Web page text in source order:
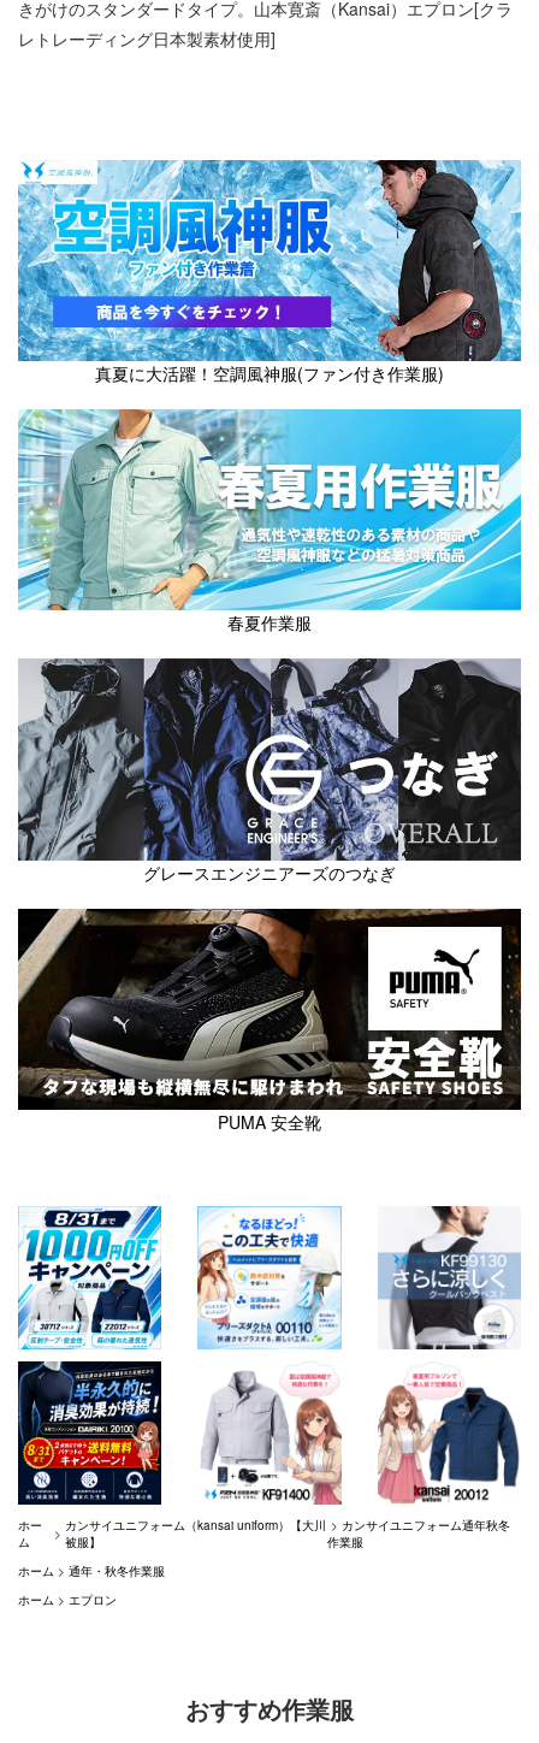
きがけのスタンダードタイプ。山本寛斎（Kansai）エプロン[クラ
レトレーディング日本製素材使用]
真夏に大活躍！空調風神服(ファン付き作業服)
春夏作業服
グレースエンジニアーズのつなぎ
PUMA 安全靴
ホー
ム
> カンサイユニフォーム（kansai uniform）【大川
被服】
> カンサイユニフォーム通年秋冬
作業服
ホーム > 通年・秋冬作業服
ホーム > エプロン
おすすめ作業服